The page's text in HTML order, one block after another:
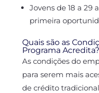
Jovens de 18 a 29
primeira
Quais são as
Programa Acredita?
As condições do
para serem mais
de crédito